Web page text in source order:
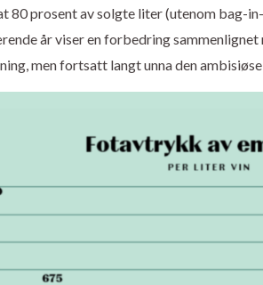
80 prosent av solgte liter (utenom bag-
år viser en forbedring
men fortsatt langt unna den